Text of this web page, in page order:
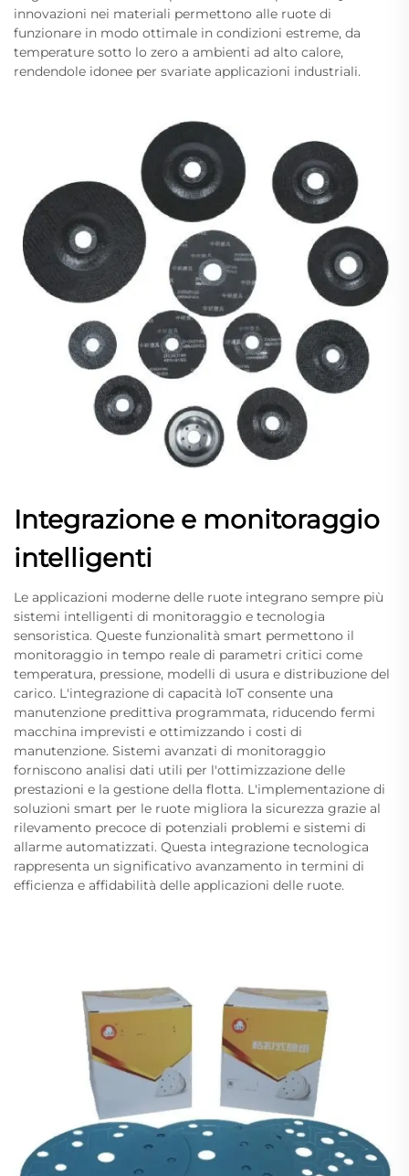
innovazioni nei materiali permettono alle ruote di
funzionare in modo ottimale in condizioni estreme, da
temperature sotto lo zero a ambienti ad alto calore,
rendendole idonee per svariate applicazioni industriali.
Integrazione e monitoraggio
intelligenti
Le applicazioni moderne delle ruote integrano sempre più
sistemi intelligenti di monitoraggio e tecnologia
sensoristica. Queste funzionalità smart permettono il
monitoraggio in tempo reale di parametri critici come
temperatura, pressione, modelli di usura e distribuzione del
carico. L'integrazione di capacità IoT consente una
manutenzione predittiva programmata, riducendo fermi
macchina imprevisti e ottimizzando i costi di
manutenzione. Sistemi avanzati di monitoraggio
forniscono analisi dati utili per l'ottimizzazione delle
prestazioni e la gestione della flotta. L'implementazione di
soluzioni smart per le ruote migliora la sicurezza grazie al
rilevamento precoce di potenziali problemi e sistemi di
allarme automatizzati. Questa integrazione tecnologica
rappresenta un significativo avanzamento in termini di
efficienza e affidabilità delle applicazioni delle ruote.